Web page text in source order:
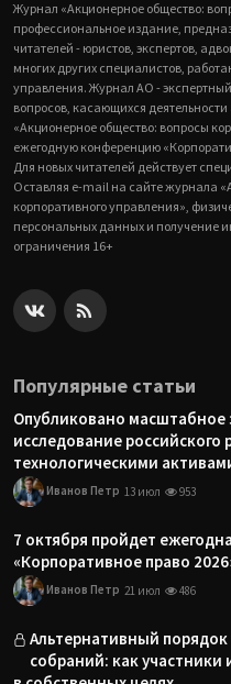
Журнал «Акционерное общество:
профессиональное издание,
читателей - юристов, экспертов,
многих других специалистов,
управления. Журнал АО -
вопросов, касающихся
«Акционерное общество: вопросы
ежегодную конференцию
Для новых читателей действует
Оставляя e-mail на сайте журнала
корпоративного управления»,
персональных данных и получение
ограничения 16+
Популярные статьи
Опубликовано масштабное
исследование российского
технологическими
Иванов Петр 13 июл 953
7 октября пройдет
«Корпоративное право
Иванов Петр 21 июл 486
Альтернативный
собраний: как